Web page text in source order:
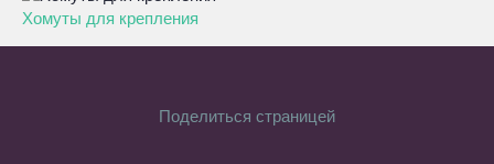
Хомуты для крепления
Поделиться страницей